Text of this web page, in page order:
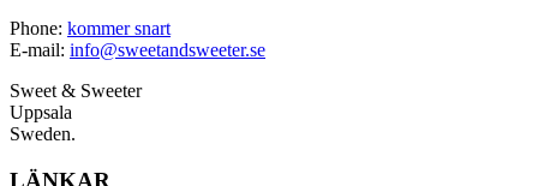
Phone: kommer snart
E-mail: info@sweetandsweeter.se
Sweet & Sweeter
Uppsala
Sweden.
LÄNKAR